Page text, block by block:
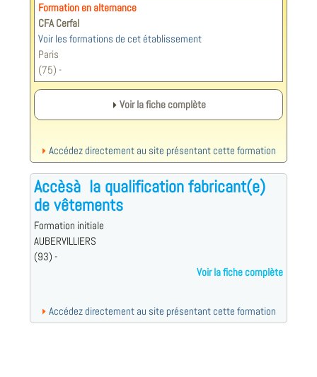
Formation en alternance
CFA Cerfal
Voir les formations de cet établissement
Paris
(75) -
Voir la fiche complète
Accédez directement au site présentant cette formation
Accèsà la qualification fabricant(e)
de vêtements
Formation initiale
AUBERVILLIERS
(93) -
Voir la fiche complète
Accédez directement au site présentant cette formation